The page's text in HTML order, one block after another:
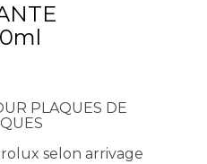
PLAQUES DE
selon arrivage